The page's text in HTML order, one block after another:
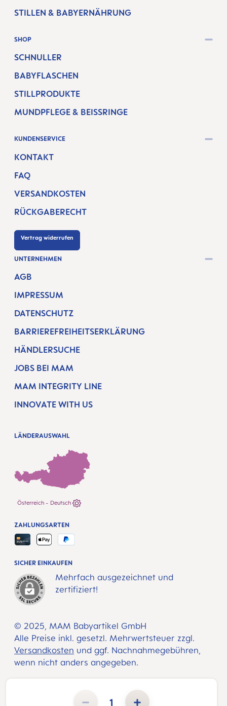
Produkt Anzahl: Gib den gewünschten Wert ein oder benutze die Schaltflächen um die Anzahl zu
STILLEN & BABYERNÄHRUNG
SHOP
SCHNULLER
BABYFLASCHEN
STILLPRODUKTE
MUNDPFLEGE & BEISSRINGE
KUNDENSERVICE
KONTAKT
FAQ
VERSANDKOSTEN
RÜCKGABERECHT
Vertrag widerrufen
UNTERNEHMEN
AGB
IMPRESSUM
DATENSCHUTZ
BARRIEREFREIHEITSERKLÄRUNG
HÄNDLERSUCHE
JOBS BEI MAM
MAM INTEGRITY LINE
INNOVATE WITH US
LÄNDERAUSWAHL
Österreich - Deutsch
© 2025, MAM Babyartikel GmbH
Alle Preise inkl. gesetzl. Mehrwertsteuer zzgl.
Versandkosten und ggf. Nachnahmegebühren,
wenn nicht anders angegeben.
SICHER EINKAUFEN
Mehrfach ausgezeichnet und
zertifiziert!
ZAHLUNGSARTEN